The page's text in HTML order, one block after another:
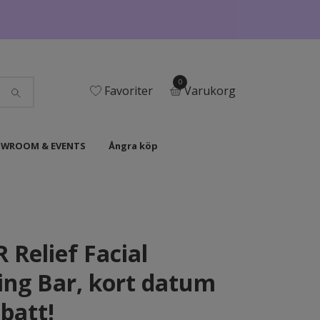
Favoriter
0
Varukorg
& EVENTS Ångra köp
Relief Facial
Bar, kort datum